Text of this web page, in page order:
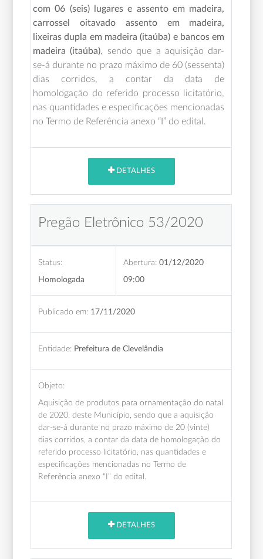
com 06 (seis) lugares e assento em madeira,
carrossel oitavado assento em madeira,
lixeiras dupla em madeira (itaúba) e bancos em
madeira (itaúba), sendo que a aquisição dar-
se-á durante no prazo máximo de 60 (sessenta)
dias corridos, a contar da data de
homologação do referido processo licitatório,
nas quantidades e especificações mencionadas
no Termo de Referência anexo “I” do edital.
DETALHES
Pregão Eletrônico 53/2020
Status:
Homologada
Abertura: 01/12/2020
09:00
Publicado em: 17/11/2020
Entidade: Prefeitura de Clevelândia
Objeto:
Aquisição de produtos para ornamentação do natal
de 2020, deste Município, sendo que a aquisição
dar-se-á durante no prazo máximo de 20 (vinte)
dias corridos, a contar da data de homologação do
referido processo licitatório, nas quantidades e
especificações mencionadas no Termo de
Referência anexo “I” do edital.
DETALHES